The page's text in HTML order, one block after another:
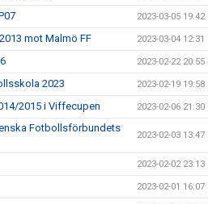
2023-03-05 19:42
mot Malmö FF 2023-03-04 12:31
2023-02-22 20:55
2023 2023-02-19 19:58
2015 i Viffecupen 2023-02-06 21:30
Fotbollsförbundets
2023-02-03 13:47
2023-02-02 23:13
2023-02-01 16:07